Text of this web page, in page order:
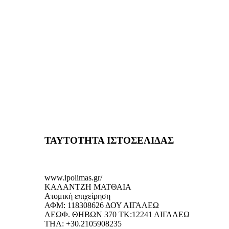
ΤΑΥΤΟΤΗΤΑ ΙΣΤΟΣΕΛΙΔΑΣ
www.ipolimas.gr/
ΚΑΛΑΝΤΖΗ ΜΑΤΘΑΙΑ
Ατομική επιχείρηση
ΑΦΜ: 118308626 ΔΟΥ ΑΙΓΑΛΕΩ
ΛΕΩΦ. ΘΗΒΩΝ 370 ΤΚ:12241 ΑΙΓΑΛΕΩ
ΤΗΛ: +30.2105908235